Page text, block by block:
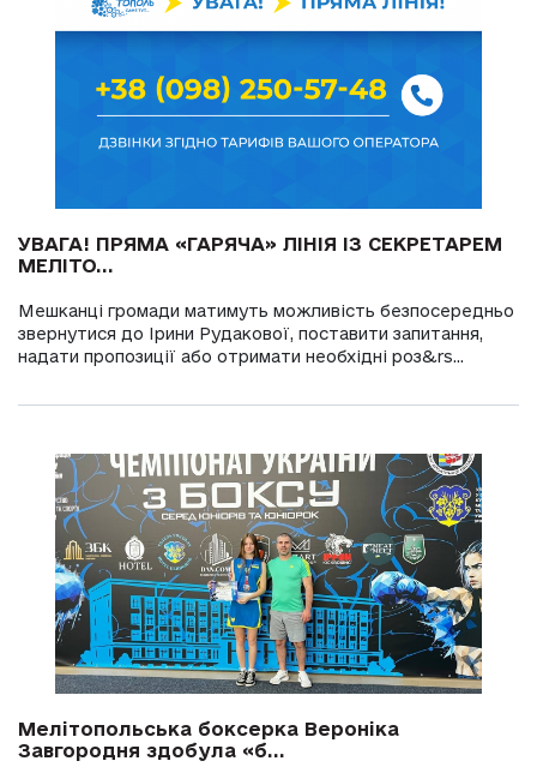
УВАГА! ПРЯМА «ГАРЯЧА» ЛІНІЯ ІЗ СЕКРЕТАРЕМ
МЕЛІТО...
Мешканці громади матимуть можливість безпосередньо
звернутися до Ірини Рудакової, поставити запитання,
надати пропозиції або отримати необхідні роз&rs...
Мелітопольська боксерка Вероніка
Завгородня здобула «б...